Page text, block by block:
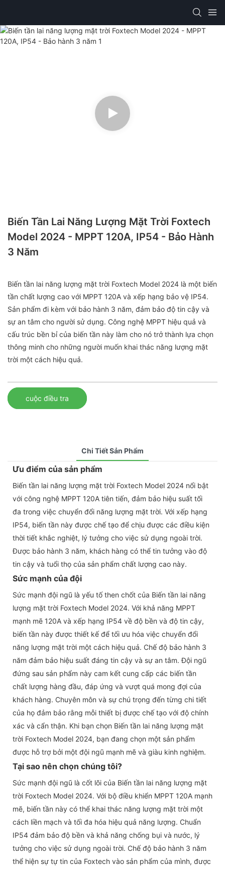
Biến Tần Lai Năng Lượng Mặt Trời Foxtech
Model 2024 - MPPT 120A, IP54 - Bảo Hành
3 Năm
Biến tần lai năng lượng mặt trời Foxtech Model 2024 là một biến
tần chất lượng cao với MPPT 120A và xếp hạng bảo vệ IP54.
Sản phẩm đi kèm với bảo hành 3 năm, đảm bảo độ tin cậy và
sự an tâm cho người sử dụng. Công nghệ MPPT hiệu quả và
cấu trúc bền bỉ của biến tần này làm cho nó trở thành lựa chọn
thông minh cho những người muốn khai thác năng lượng mặt
trời một cách hiệu quả.
cuộc điều tra
Chi Tiết Sản Phẩm
Ưu điểm của sản phẩm
Biến tần lai năng lượng mặt trời Foxtech Model 2024 nổi bật
với công nghệ MPPT 120A tiên tiến, đảm bảo hiệu suất tối
đa trong việc chuyển đổi năng lượng mặt trời. Với xếp hạng
IP54, biến tần này được chế tạo để chịu được các điều kiện
thời tiết khắc nghiệt, lý tưởng cho việc sử dụng ngoài trời.
Được bảo hành 3 năm, khách hàng có thể tin tưởng vào độ
tin cậy và tuổi thọ của sản phẩm chất lượng cao này.
Sức mạnh của đội
Sức mạnh đội ngũ là yếu tố then chốt của Biến tần lai năng
lượng mặt trời Foxtech Model 2024. Với khả năng MPPT
mạnh mẽ 120A và xếp hạng IP54 về độ bền và độ tin cậy,
biến tần này được thiết kế để tối ưu hóa việc chuyển đổi
năng lượng mặt trời một cách hiệu quả. Chế độ bảo hành 3
năm đảm bảo hiệu suất đáng tin cậy và sự an tâm. Đội ngũ
đứng sau sản phẩm này cam kết cung cấp các biến tần
chất lượng hàng đầu, đáp ứng và vượt quá mong đợi của
khách hàng. Chuyên môn và sự chú trọng đến từng chi tiết
của họ đảm bảo rằng mỗi thiết bị được chế tạo với độ chính
xác và cẩn thận. Khi bạn chọn Biến tần lai năng lượng mặt
trời Foxtech Model 2024, bạn đang chọn một sản phẩm
được hỗ trợ bởi một đội ngũ mạnh mẽ và giàu kinh nghiệm.
Tại sao nên chọn chúng tôi?
Sức mạnh đội ngũ là cốt lõi của Biến tần lai năng lượng mặt
trời Foxtech Model 2024. Với bộ điều khiển MPPT 120A mạnh
mẽ, biến tần này có thể khai thác năng lượng mặt trời một
cách liền mạch và tối đa hóa hiệu quả năng lượng. Chuẩn
IP54 đảm bảo độ bền và khả năng chống bụi và nước, lý
tưởng cho việc sử dụng ngoài trời. Chế độ bảo hành 3 năm
thể hiện sự tự tin của Foxtech vào sản phẩm của mình, được